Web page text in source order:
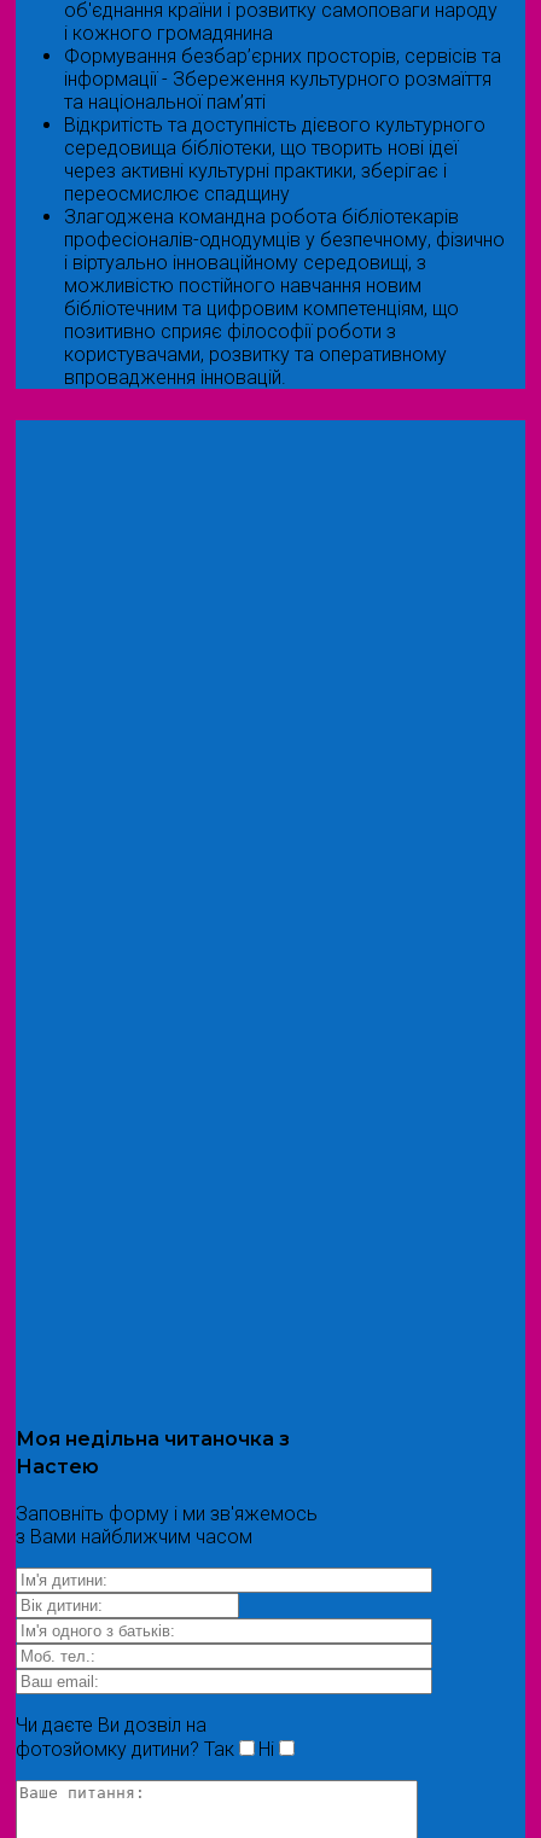
об'єднання країни і розвитку самоповаги народу
і кожного громадянина
Формування безбар’єрних просторів, сервісів та
інформації - Збереження культурного розмаїття
та національної пам’яті
Відкритість та доступність дієвого культурного
середовища бібліотеки, що творить нові ідеї
через активні культурні практики, зберігає і
переосмислює спадщину
Злагоджена командна робота бібліотекарів
професіоналів-однодумців у безпечному, фізично
і віртуально інноваційному середовищі, з
можливістю постійного навчання новим
бібліотечним та цифровим компетенціям, що
позитивно сприяє філософії роботи з
користувачами, розвитку та оперативному
впровадження інновацій.
Моя недільна читаночка з
Настею
Заповніть форму і ми зв'яжемось
з Вами найближчим часом
Чи даєте Ви дозвіл на
фотозйомку дитини? Так Ні